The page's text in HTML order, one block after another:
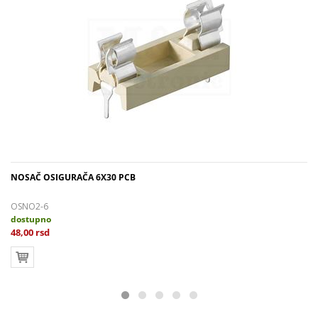
NOSAČ OSIGURAČA 6X30 PCB
OSNO2-6
dostupno
48,00 rsd